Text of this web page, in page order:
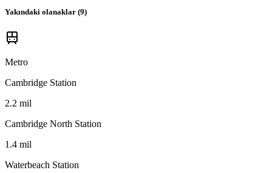
Yakındaki olanaklar (9)
Metro
Cambridge Station
2.2 mil
Cambridge North Station
1.4 mil
Waterbeach Station